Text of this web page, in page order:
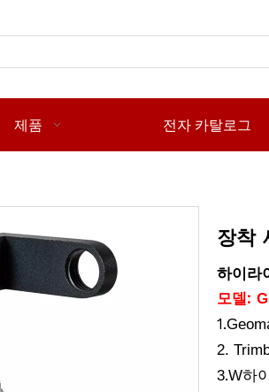
제품 전자 카탈로그
장착
하이라
모델:
1.
2.
3.W하